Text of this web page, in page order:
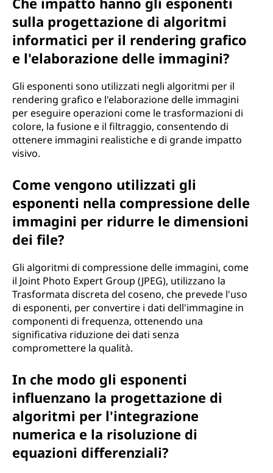
sulla progettazione di algoritmi
informatici per il rendering grafico
e l'elaborazione delle immagini?
Gli esponenti sono utilizzati negli algoritmi per il
rendering grafico e l'elaborazione delle immagini
per eseguire operazioni come le trasformazioni di
colore, la fusione e il filtraggio, consentendo di
ottenere immagini realistiche e di grande impatto
visivo.
Come vengono utilizzati gli
esponenti nella compressione delle
immagini per ridurre le dimensioni
dei file?
Gli algoritmi di compressione delle immagini, come
il Joint Photo Expert Group (JPEG), utilizzano la
Trasformata discreta del coseno, che prevede l'uso
di esponenti, per convertire i dati dell'immagine in
componenti di frequenza, ottenendo una
significativa riduzione dei dati senza
compromettere la qualità.
In che modo gli esponenti
influenzano la progettazione di
algoritmi per l'integrazione
numerica e la risoluzione di
equazioni differenziali?